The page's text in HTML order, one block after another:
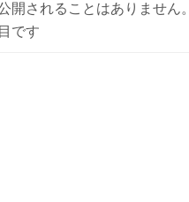
開されることはありません。
です